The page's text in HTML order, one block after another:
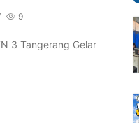
9
3 Tangerang Gelar